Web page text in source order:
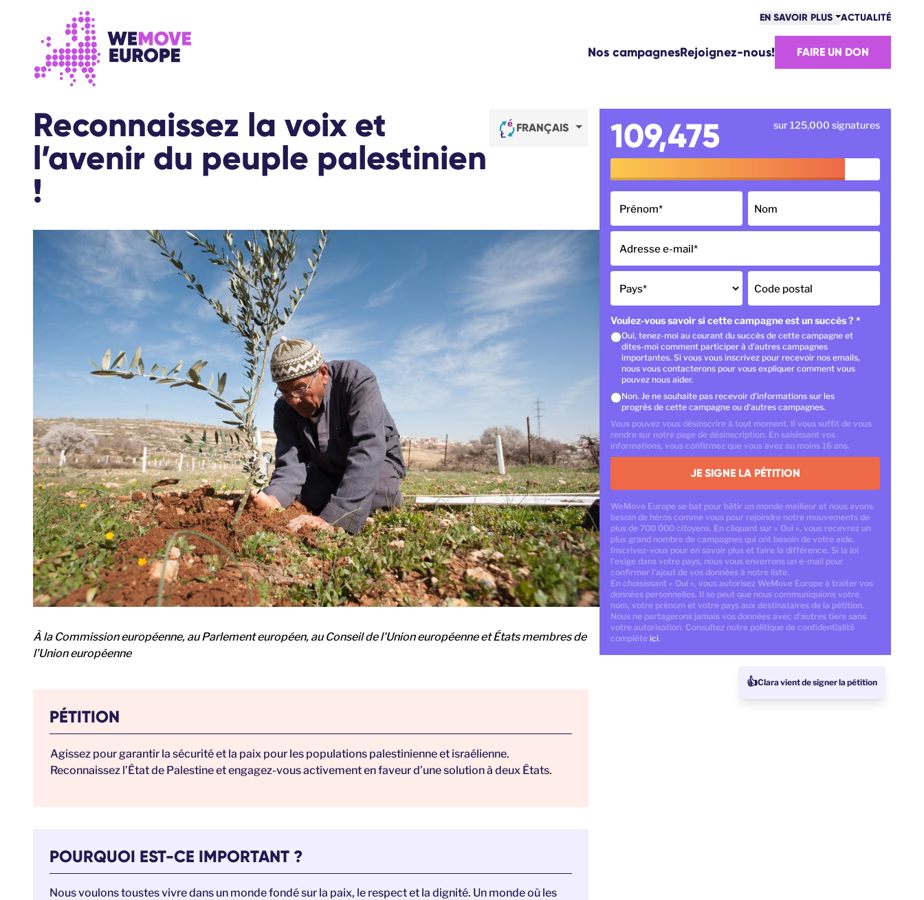
EN SAVOIR PLUS
NOS VICTOIRES
COMMENT SOMMES-NOUS FINANCÉS?
CONTACT
ACTUALITÉ
Nos campagnesRejoignez-nous! FAIRE UN DON
FRANÇAIS
Reconnaissez la voix et
l’avenir du peuple palestinien
!
À la Commission européenne, au Parlement européen, au Conseil de l'Union européenne et États membres de
l’Union européenne
PÉTITION
Agissez pour garantir la sécurité et la paix pour les populations palestinienne et israélienne.
Reconnaissez l’État de Palestine et engagez-vous activement en faveur d’une solution à deux États.
POURQUOI EST-CE IMPORTANT ?
Nous voulons toustes vivre dans un monde fondé sur la paix, le respect et la dignité. Un monde où les
109,475 sur 125,000 signatures
Prénom* Nom
Adresse e-mail*
Pays* Code postal
Voulez-vous savoir si cette campagne est un succès ? *
Oui, tenez-moi au courant du succès de cette campagne et
dites-moi comment participer à d'autres campagnes
importantes. Si vous vous inscrivez pour recevoir nos emails,
nous vous contacterons pour vous expliquer comment vous
pouvez nous aider.
Non. Je ne souhaite pas recevoir d'informations sur les
progrès de cette campagne ou d'autres campagnes.
Vous pouvez vous désinscrire à tout moment. Il vous suffit de vous
rendre sur notre page de désinscription. En saisissant vos
informations, vous confirmez que vous avez au moins 16 ans.
JE SIGNE LA PÉTITION
WeMove Europe se bat pour bâtir un monde meilleur et nous avons
besoin de héros comme vous pour rejoindre notre mouvements de
plus de 700 000 citoyens. En cliquant sur « Oui », vous recevrez un
plus grand nombre de campagnes qui ont besoin de votre aide.
Inscrivez-vous pour en savoir plus et faire la différence. Si la loi
l'exige dans votre pays, nous vous enverrons un e-mail pour
confirmer l'ajout de vos données à notre liste.
En choisissant « Oui », vous autorisez WeMove Europe à traiter vos
données personnelles. Il se peut que nous communiquions votre
nom, votre prénom et votre pays aux destinataires de la pétition.
Nous ne partagerons jamais vos données avec d'autres tiers sans
votre autorisation. Consultez notre politique de confidentialité
complète ici.
👍Clara vient de signer la pétition